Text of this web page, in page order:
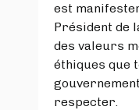
est
Président de
des valeurs
éthiques que
respecter.